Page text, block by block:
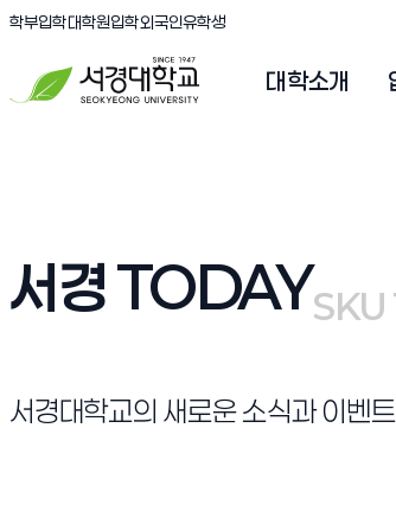
서경대학교
학부입학(새창 열림)
대학원입학(새창 열림)
외국인유학생(새창 열림)
대학소개
서경 TODAY
서경대학교의 새로운 소식과 이벤